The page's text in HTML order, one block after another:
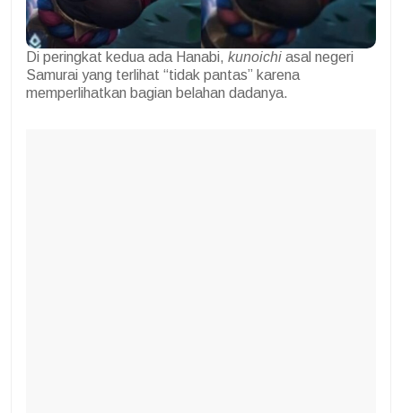
Di peringkat kedua ada Hanabi, kunoichi asal negeri
Samurai yang terlihat “tidak pantas” karena
memperlihatkan bagian belahan dadanya.